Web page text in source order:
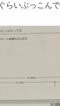
らいぶっこんで